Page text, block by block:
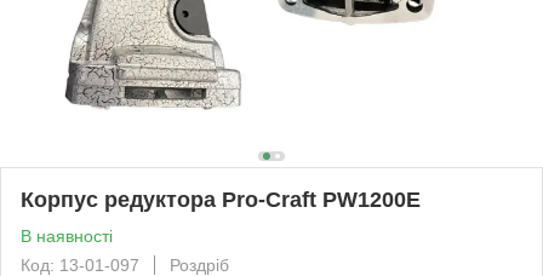
Корпус редуктора Pro-Craft PW1200E
В наявності
Код: 13-01-097
Роздріб